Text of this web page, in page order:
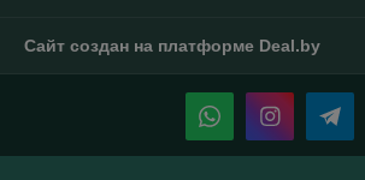
Сайт создан на платформе Deal.by